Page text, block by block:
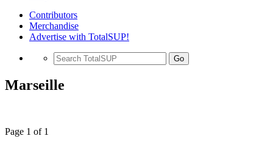
Contributors
Merchandise
Advertise with TotalSUP!
Go
Marseille
Page 1 of 1